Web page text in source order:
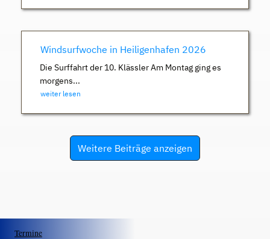
Windsurfwoche in Heiligenhafen 2026
Die Surffahrt der 10. Klässler Am Montag ging es
morgens...
weiter lesen
Weitere Beiträge anzeigen
Termine